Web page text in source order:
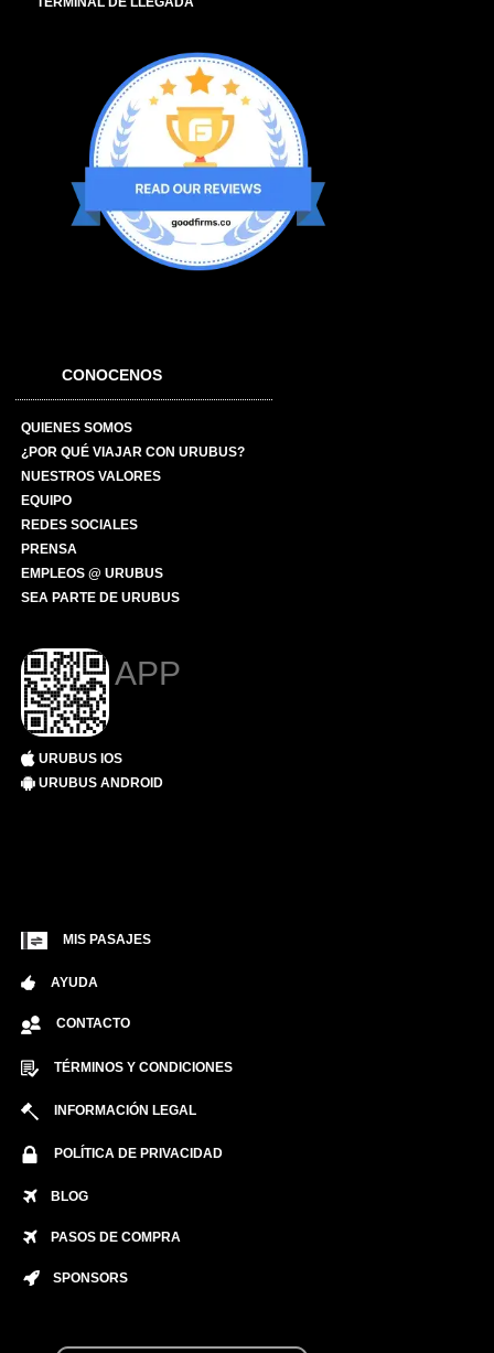
CONOCENOS
QUIENES SOMOS
¿POR QUÉ VIAJAR CON URUBUS?
NUESTROS VALORES
EQUIPO
REDES SOCIALES
PRENSA
EMPLEOS @ URUBUS
SEA PARTE DE URUBUS
APP
URUBUS IOS
URUBUS ANDROID
MIS PASAJES
AYUDA
CONTACTO
TÉRMINOS Y CONDICIONES
INFORMACIÓN LEGAL
POLÍTICA DE PRIVACIDAD
BLOG
PASOS DE COMPRA
SPONSORS